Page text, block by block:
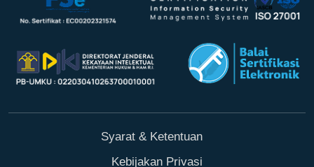
Syarat & Ketentuan
Kebijakan Privasi